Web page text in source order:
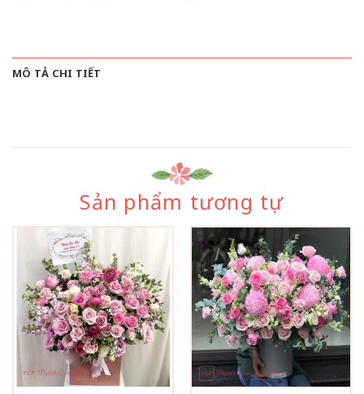
MÔ TẢ CHI TIẾT
Sản phẩm tương tự